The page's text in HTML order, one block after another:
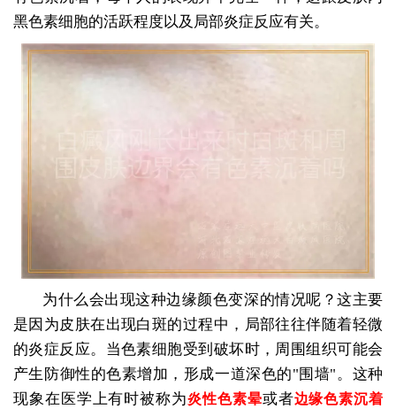
黑色素细胞的活跃程度以及局部炎症反应有关。
为什么会出现这种边缘颜色变深的情况呢？这主要
是因为皮肤在出现白斑的过程中，局部往往伴随着轻微
的炎症反应。当色素细胞受到破坏时，周围组织可能会
产生防御性的色素增加，形成一道深色的"围墙"。这种
现象在医学上有时被称为炎性色素晕或者边缘色素沉着